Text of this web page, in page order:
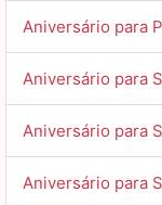
Aniversário para
Aniversário para
Aniversário para
Aniversário para